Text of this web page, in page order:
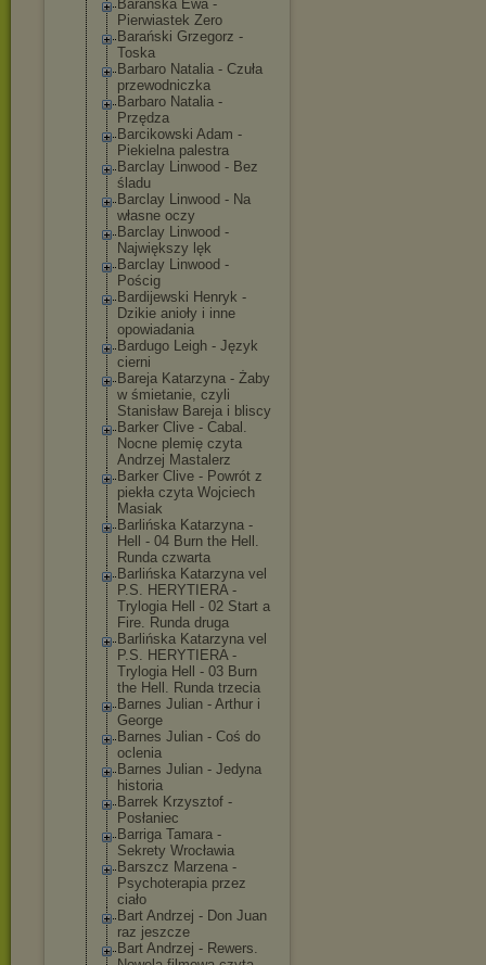
Barańska Ewa -
Pierwiastek Zero
Barański Grzegorz -
Toska
Barbaro Natalia - Czuła
przewodniczka
Barbaro Natalia -
Przędza
Barcikowski Adam -
Piekielna palestra
Barclay Linwood - Bez
śladu
Barclay Linwood - Na
własne oczy
Barclay Linwood -
Największy lęk
Barclay Linwood -
Pościg
Bardijewski Henryk -
Dzikie anioły i inne
opowiadania
Bardugo Leigh - Język
cierni
Bareja Katarzyna - Żaby
w śmietanie, czyli
Stanisław Bareja i bliscy
Barker Clive - Cabal.
Nocne plemię czyta
Andrzej Mastalerz
Barker Clive - Powrót z
piekła czyta Wojciech
Masiak
Barlińska Katarzyna -
Hell - 04 Burn the Hell.
Runda czwarta
Barlińska Katarzyna vel
P.S. HERYTIERA -
Trylogia Hell - 02 Start a
Fire. Runda druga
Barlińska Katarzyna vel
P.S. HERYTIERA -
Trylogia Hell - 03 Burn
the Hell. Runda trzecia
Barnes Julian - Arthur i
George
Barnes Julian - Coś do
oclenia
Barnes Julian - Jedyna
historia
Barrek Krzysztof -
Posłaniec
Barriga Tamara -
Sekrety Wrocławia
Barszcz Marzena -
Psychoterapia przez
ciało
Bart Andrzej - Don Juan
raz jeszcze
Bart Andrzej - Rewers.